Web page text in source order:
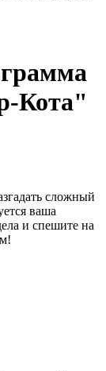
Кота"
сложный
ваша
и спешите на